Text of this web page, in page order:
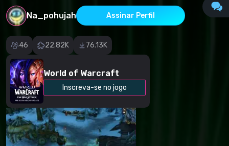
Na_pohujah Assinar Perfil
46 22.82K 76.13K
World of Warcraft
Inscreva-se no jogo